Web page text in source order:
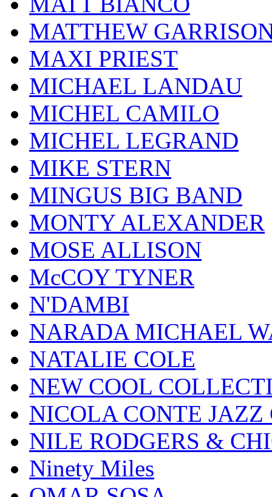
MATTHEW
MAXI PRIEST
MICHAEL LANDAU
MICHEL CAMILO
MICHEL LEGRAND
MIKE STERN
MINGUS BIG BAND
MONTY ALEXANDER
MOSE ALLISON
McCOY TYNER
N'DAMBI
NARADA MICHAEL
NATALIE COLE
NEW COOL
NICOLA CONTE JAZZ
NILE RODGERS &
Ninety Miles